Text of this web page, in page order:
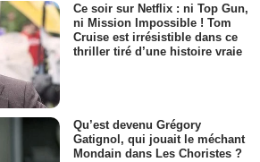
Ce soir sur Netflix : ni Top Gun,
ni Mission Impossible ! Tom
Cruise est irrésistible dans ce
thriller tiré d’une histoire vraie
Qu’est devenu Grégory
Gatignol, qui jouait le méchant
Mondain dans Les Choristes ?